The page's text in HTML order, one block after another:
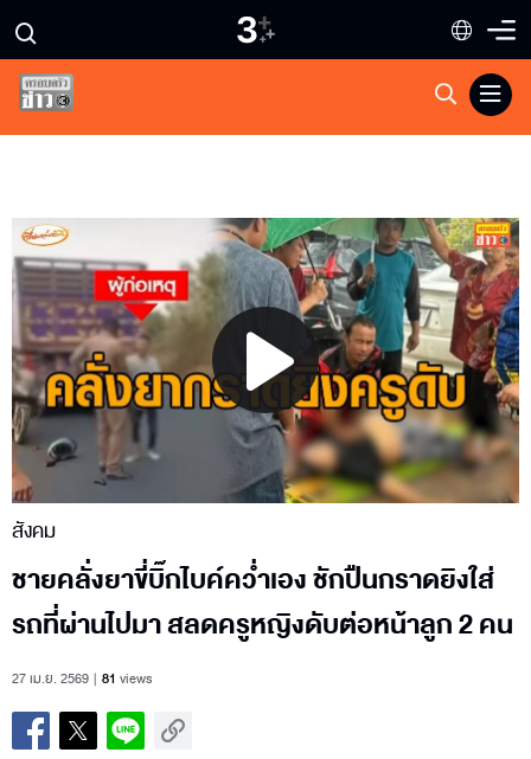
Play
Video
สังคม
ชายคลั่งยาขี่บิ๊กไบค์คว่ำเอง ชักปืนกราดยิงใส่
รถที่ผ่านไปมา สลดครูหญิงดับต่อหน้าลูก 2 คน
27 เม.ย. 2569 81 views